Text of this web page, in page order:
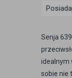
Senja
idealnym
sobie nie